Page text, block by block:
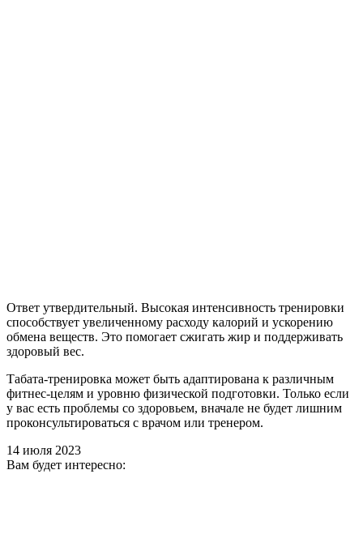
Ответ утвердительный. Высокая интенсивность тренировки
способствует увеличенному расходу калорий и ускорению
обмена веществ. Это помогает сжигать жир и поддерживать
здоровый вес.
Табата-тренировка может быть адаптирована к различным
фитнес-целям и уровню физической подготовки. Только если
у вас есть проблемы со здоровьем, вначале не будет лишним
проконсультироваться с врачом или тренером.
14 июля 2023
Вам будет интересно: